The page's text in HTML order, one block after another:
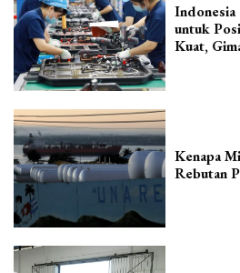
untuk
Kuat,
Kenapa
Rebutan